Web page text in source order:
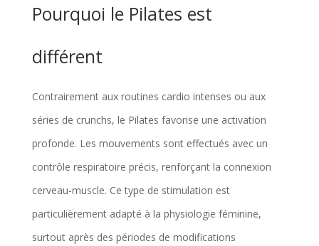
Pourquoi le Pilates est
différent
Contrairement aux routines cardio intenses ou aux
séries de crunchs, le Pilates favorise une activation
profonde. Les mouvements sont effectués avec un
contrôle respiratoire précis, renforçant la connexion
cerveau-muscle. Ce type de stimulation est
particulièrement adapté à la physiologie féminine,
surtout après des périodes de modifications